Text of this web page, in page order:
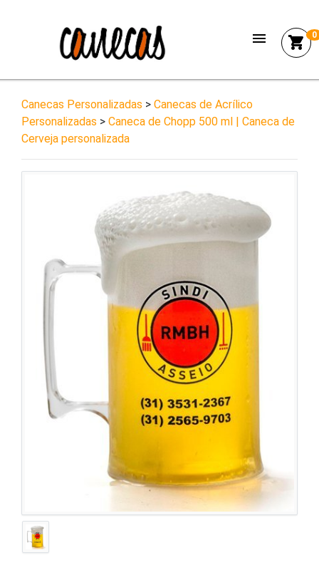
menu 0
shopping_cart
Canecas Personalizadas > Canecas de Acrílico
Personalizadas > Caneca de Chopp 500 ml | Caneca de
Cerveja personalizada